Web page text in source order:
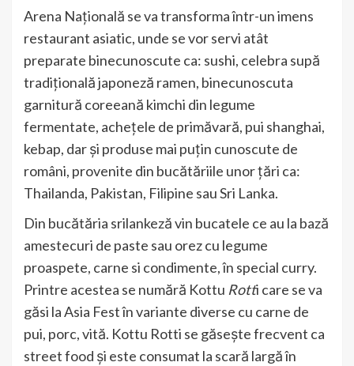
Arena Națională se va transforma într-un imens
restaurant asiatic, unde se vor servi atât
preparate binecunoscute ca: sushi, celebra supă
tradițională japoneză ramen, binecunoscuta
garnitură coreeană kimchi din legume
fermentate, achețele de primăvară, pui shanghai,
kebap, dar și produse mai puțin cunoscute de
români, provenite din bucătăriile unor țări ca:
Thailanda, Pakistan, Filipine sau Sri Lanka.
Din bucătăria srilankeză vin bucatele ce au la bază
amestecuri de paste sau orez cu legume
proaspete, carne si condimente, în special curry.
Printre acestea se numără Kottu Rotti care se va
găsi la Asia Fest în variante diverse cu carne de
pui, porc, vită. Kottu Rotti se găsește frecvent ca
street food și este consumat la scară largă în